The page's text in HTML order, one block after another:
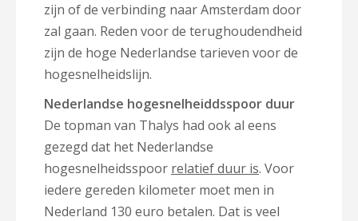
zijn of de verbinding naar Amsterdam door
zal gaan. Reden voor de terughoudendheid
zijn de hoge Nederlandse tarieven voor de
hogesnelheidslijn.
Nederlandse hogesnelheiddsspoor duur
De topman van Thalys had ook al eens
gezegd dat het Nederlandse
hogesnelheidsspoor relatief duur is. Voor
iedere gereden kilometer moet men in
Nederland 130 euro betalen. Dat is veel